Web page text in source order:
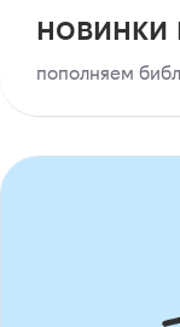
новинки
пополняем